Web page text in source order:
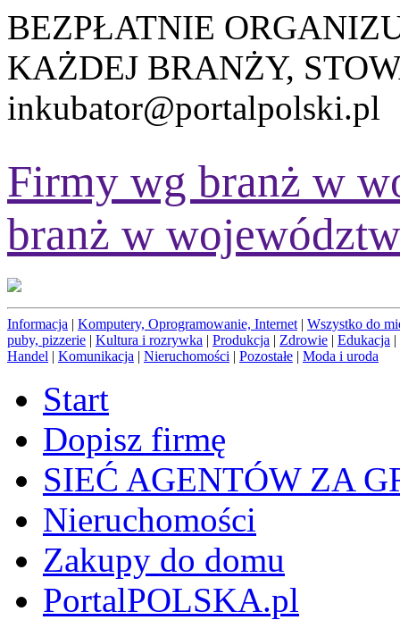
BEZPŁATNIE
KAŻDEJ BRANŻY,
inkubator@portalpolski.pl
Firmy wg branż w
branż w
Informacja | Komputery, Oprogramowanie, Internet | Wszystko do
puby, pizzerie | Kultura i rozrywka | Produkcja | Zdrowie | Edukacja |
Handel | Komunikacja | Nieruchomości | Pozostałe | Moda i uroda
Start
Dopisz firmę
SIEĆ AGENTÓW ZA
Nieruchomości
Zakupy do domu
PortalPOLSKA.pl